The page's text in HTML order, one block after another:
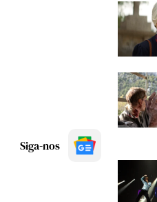
Siga-nos